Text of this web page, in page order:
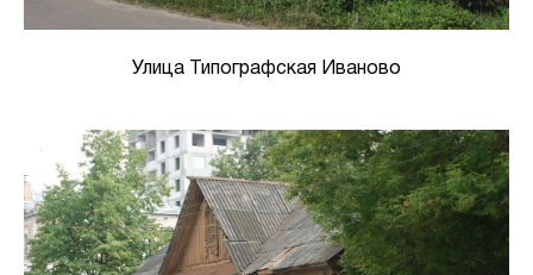
Улица Типографская Иваново